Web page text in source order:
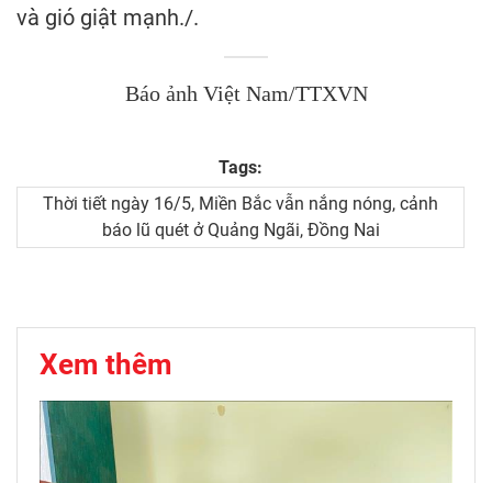
và gió giật mạnh./.
Báo ảnh Việt Nam/TTXVN
Tags:
Thời tiết ngày 16/5, Miền Bắc vẫn nắng nóng, cảnh
báo lũ quét ở Quảng Ngãi, Đồng Nai
Xem thêm